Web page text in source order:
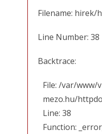
Filename: hirek/
Line Number: 38
Backtrace:
File: /var/www/
mezo.hu/
Line: 38
Function: